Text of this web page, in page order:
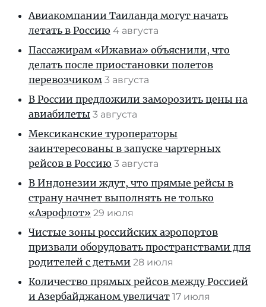
Авиакомпании Таиланда могут начать
летать в Россию 4 августа
Пассажирам «Ижавиа» объяснили, что
делать после приостановки полетов
перевозчиком 3 августа
В России предложили заморозить цены на
авиабилеты 3 августа
Мексиканские туроператоры
заинтересованы в запуске чартерных
рейсов в Россию 3 августа
В Индонезии ждут, что прямые рейсы в
страну начнет выполнять не только
«Аэрофлот» 29 июля
Чистые зоны российских аэропортов
призвали оборудовать пространствами для
родителей с детьми 28 июля
Количество прямых рейсов между Россией
и Азербайджаном увеличат 17 июля